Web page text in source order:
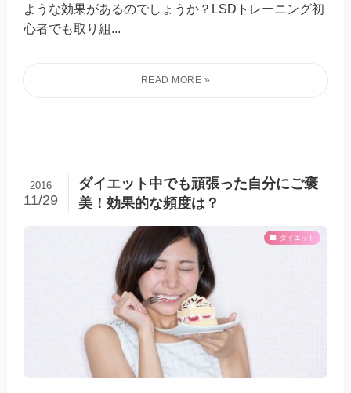
ような効果があるのでしょうか？LSDトレーニング初
心者でも取り組...
ダイエット中でも頑張った自分にご褒
美！効果的な頻度は？
2016
11/29
ダイエット